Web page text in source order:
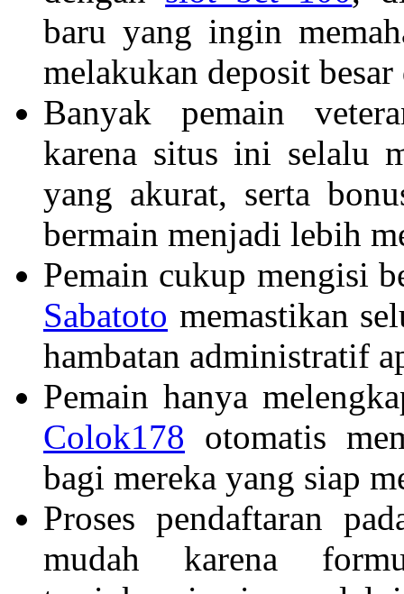
baru yang ingin
melakukan deposit
Banyak pemain
karena situs ini selalu
yang akurat, serta
bermain menjadi lebih
Pemain cukup mengisi
Sabatoto memastikan
hambatan administratif
Pemain hanya
Colok178 otomatis
bagi mereka yang siap
Proses pendaftaran
mudah karena